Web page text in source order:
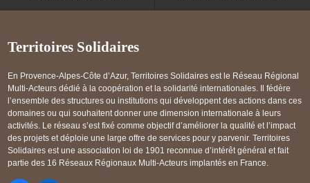
Territoires Solidaires
En Provence-Alpes-Côte d’Azur, Territoires Solidaires est le Réseau Régional
Multi-Acteurs dédié à la coopération et la solidarité internationales. Il fédère
l’ensemble des structures ou institutions qui développent des actions dans ces
domaines ou qui souhaitent donner une dimension internationale à leurs
activités. Le réseau s’est fixé comme objectif d’améliorer la qualité et l’impact
des projets et déploie une large offre de services pour y parvenir. Territoires
Solidaires est une association loi de 1901 reconnue d’intérêt général et fait
partie des 16 Réseaux Régionaux Multi-Acteurs implantés en France.